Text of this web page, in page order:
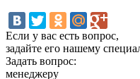
Если у вас есть вопрос,
задайте его нашему
Задать вопрос:
менеджеру